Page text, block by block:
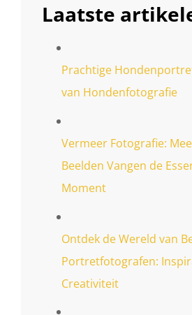
Laatste
Prachtige
van Hondenfotografie
Vermeer Fotografie:
Beelden Vangen de
Moment
Ontdek de Wereld van
Portretfotografen:
Creativiteit